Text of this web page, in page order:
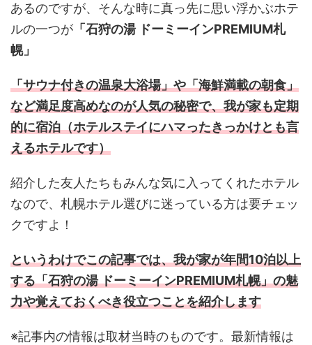
あるのですが、そんな時に真っ先に思い浮かぶホテ
ルの一つが 「石狩の湯 ドーミーインPREMIUM札
幌」
「サウナ付きの温泉大浴場」や「海鮮満載の朝食」
など満足度高めなのが人気の秘密で、我が家も定期
的に宿泊（ホテルステイにハマったきっかけとも言
えるホテルです）
紹介した友人たちもみんな気に入ってくれたホテル
なので、札幌ホテル選びに迷っている方は要チェッ
クですよ！
というわけでこの記事では、我が家が年間10泊以上
する「石狩の湯 ドーミーインPREMIUM札幌」の魅
力や覚えておくべき役立つことを紹介します
※記事内の情報は取材当時のものです。最新情報は